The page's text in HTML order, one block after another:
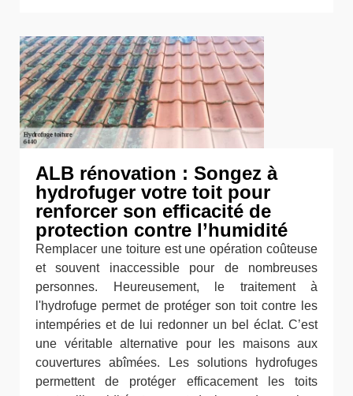
ALB rénovation : Songez à
hydrofuger votre toit pour
renforcer son efficacité de
protection contre l’humidité
Remplacer une toiture est une opération coûteuse
et souvent inaccessible pour de nombreuses
personnes. Heureusement, le traitement à
l'hydrofuge permet de protéger son toit contre les
intempéries et de lui redonner un bel éclat. C’est
une véritable alternative pour les maisons aux
couvertures abîmées. Les solutions hydrofuges
permettent de protéger efficacement les toits